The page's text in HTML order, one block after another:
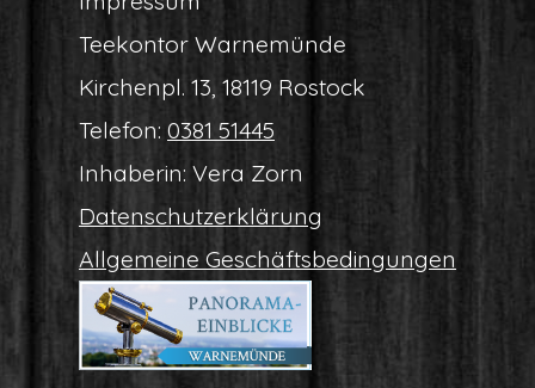
Tee­kon­tor Warnemünde
Kir­chen­pl. 13, 18119 Rostock
Tele­fon: 0381 51445
Inha­be­rin: Vera Zorn
Daten­schutz­er­klä­rung
All­ge­mei­ne Geschäftsbedingungen